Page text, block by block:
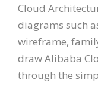
Cloud
diagrams such
wireframe,
draw Alibaba
through the